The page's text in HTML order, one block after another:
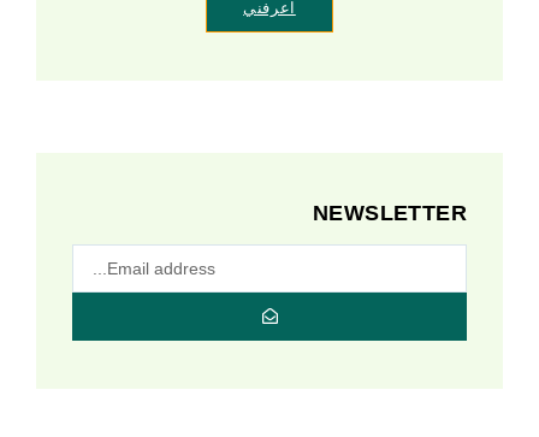
اعرفني
NEWSLETTER